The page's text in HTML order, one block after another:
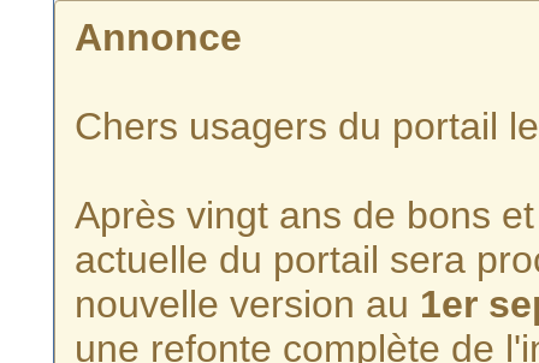
Annonce
Chers usagers du portail
Après vingt ans de bons
actuelle du portail sera
nouvelle version au 1er
une refonte complète de